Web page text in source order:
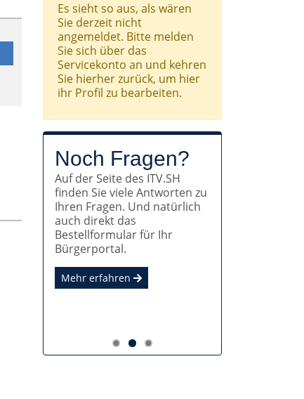
Es sieht so aus, als wären
Sie derzeit nicht
angemeldet. Bitte melden
Sie sich über das
Servicekonto an und kehren
Sie hierher zurück, um hier
ihr Profil zu bearbeiten.
Mit dem ITV.SH
zur OZG-
Konformität!
Alle Verwaltungsleistungen,
die Bürger:innen und
Unternehmen in Anspruch
nehmen können, sollen auch
digital nutzbar sein.
Noch Fragen?
Auf der Seite des ITV.SH
finden Sie viele Antworten zu
Ihren Fragen. Und natürlich
auch direkt das
Bestellformular für Ihr
Bürgerportal.
Mehr erfahren
Dabei sein und
mitgestalten!
Auf der ITV.SH-
Vernetzungsplattform halten
wir Sie in der Gruppe
"Bürgerportal SH" immer auf
dem Laufenden.
Mehr erfahren